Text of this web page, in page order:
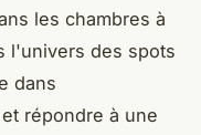
les chambres à
l'univers des spots
dans
répondre à une